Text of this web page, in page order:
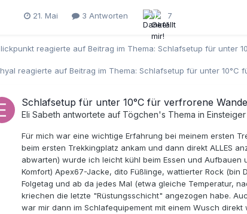
21. Mai 3 Antworten 7
reagierte auf Beitrag im Thema: Schlafsetup für unter
reagierte auf Beitrag im Thema: Schlafsetup für unter 10°C
Schlafsetup für unter 10°C für verfrorene
Eli Sabeth antwortete auf Tögchen's Thema in Einsteiger
Für mich war eine wichtige Erfahrung bei meinem ersten
beim ersten Trekkingplatz ankam und dann direkt ALLES
abwarten) wurde ich leicht kühl beim Essen und
Komfort) Apex67-Jacke, dito Füßlinge, wattierter Rock
Folgetag und ab da jedes Mal (etwa gleiche Temperatur,
kriechen die letzte "Rüstungsschicht" angezogen habe.
war mir dann im Schlafequipement mit einem Wusch